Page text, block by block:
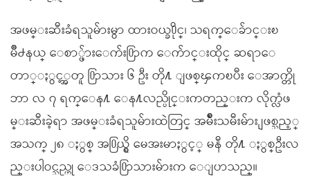
အဖမ္းဆီးခံရသူမ်ားမွာ ထားဝယ္ခ႐ိုင္၊ သရက္ေခ်ာင္းၿ
မိဳ႕နယ္ ေစာ္ဖ်ားေက်း႐ြာက ေက်ာင္းထိုင္ ဆရာေ
တာ္ႏွင့္အတူ ႐ြာသား ၆ ဦး တို႔ ျဖစ္ၾကၿပီး ေအာက္တို
ဘာ လ ၇ ရက္ေန႔ ေန႔လည္ပိုင္းကတည္းက လိုက္လံဖ
မ္းဆီးခဲ့ရာ အဖမ္းခံရသူမ်ားထဲတြင္ အမ်ိဳးသမီးမ်ား ျဖစ္သည့္
အသက္ ၂၈ ႏွစ္ အ႐ြယ္ရွိ မေအးမာႏွင့္ မနီ တို႔ ႏွစ္ဦးလ
ည္းပါဝင္သည္ဟု ေဒသခံ႐ြာသားမ်ားက ေျပာသည္။